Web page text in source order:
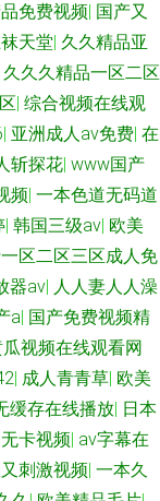
免费视频| 国产又
天堂| 久久精品亚
久久久精品一区二区
| 综合视频在线观
| 亚洲成人av免费| 在
斩探花| www国产
频| 一本色道无码道
| 韩国三级av| 欧美
区二区三区成人免
器av| 人人妻人人澡
a| 国产免费视频精
视频在线观看网
| 成人青青草| 欧美
缓存在线播放| 日本
卡视频| av字幕在
刺激视频| 一本久